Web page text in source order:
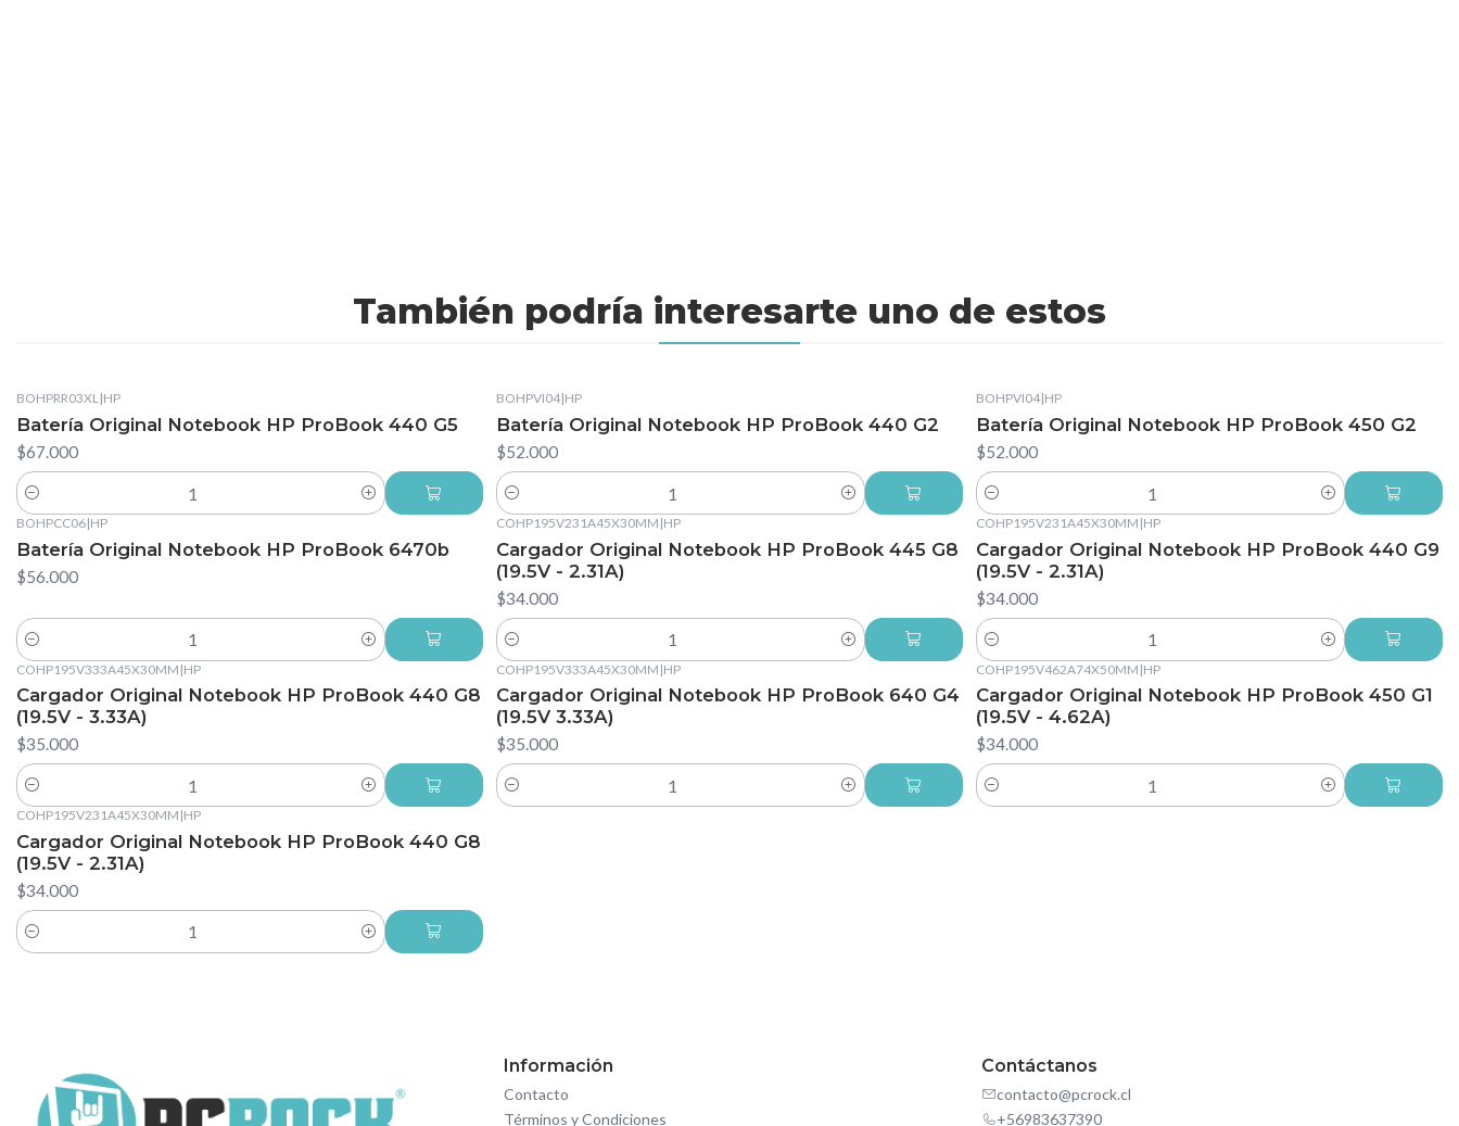
También podría interesarte uno de estos
BOHPRR03XL|HP
Batería Original Notebook HP ProBook 440 G5
$67.000
Cantidad
BOHPVI04|HP
Batería Original Notebook HP ProBook 440 G2
$52.000
Cantidad
BOHPVI04|HP
Batería Original Notebook HP ProBook 450 G2
$52.000
Cantidad
BOHPCC06|HP
Batería Original Notebook HP ProBook 6470b
$56.000
Cantidad
COHP195V231A45X30MM |HP
Cargador Original Notebook HP ProBook 445 G8
(19.5V - 2.31A)
$34.000
Cantidad
COHP195V231A45X30MM |HP
Cargador Original Notebook HP ProBook 440 G9
(19.5V - 2.31A)
$34.000
Cantidad
COHP195V333A45X30MM |HP
Cargador Original Notebook HP ProBook 440 G8
(19.5V - 3.33A)
$35.000
Cantidad
COHP195V333A45X30MM |HP
Cargador Original Notebook HP ProBook 640 G4
(19.5V 3.33A)
$35.000
Cantidad
COHP195V462A74X50MM |HP
Cargador Original Notebook HP ProBook 450 G1
(19.5V - 4.62A)
$34.000
Cantidad
COHP195V231A45X30MM |HP
Cargador Original Notebook HP ProBook 440 G8
(19.5V - 2.31A)
$34.000
Cantidad
Información
Contacto
Términos y Condiciones
Contáctanos
contacto@pcrock.cl
+56983637390